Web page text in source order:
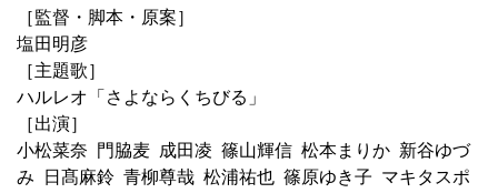
［監督・脚本・原案］
塩田明彦
［主題歌］
ハルレオ「さよならくちびる」
［出演］
小松菜奈 門脇麦 成田凌 篠山輝信 松本まりか 新谷ゆづ
み 日髙麻鈴 青柳尊哉 松浦祐也 篠原ゆき子 マキタスポ